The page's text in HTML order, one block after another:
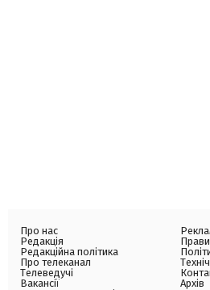
Про нас
Редакція
Редакційна політика
Про телеканал
Телеведучі
Вакансії
Архів